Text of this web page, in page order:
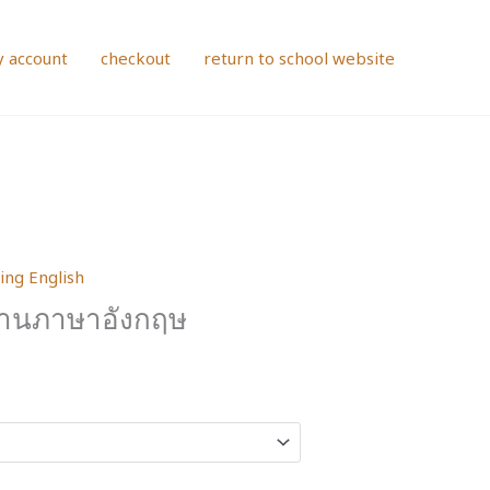
account checkout return to school website
English
นภาษาอังกฤษ